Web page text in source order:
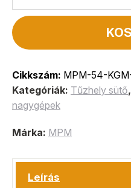
Cikkszám: MPM-54-
Kategóriák: Tűzhely sütő,
nagygépek
Márka: MPM
Leírás